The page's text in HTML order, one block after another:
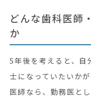
どんな歯科医師
か
5年後を考えると、自
士になっていたいか
医師なら、勤務医と